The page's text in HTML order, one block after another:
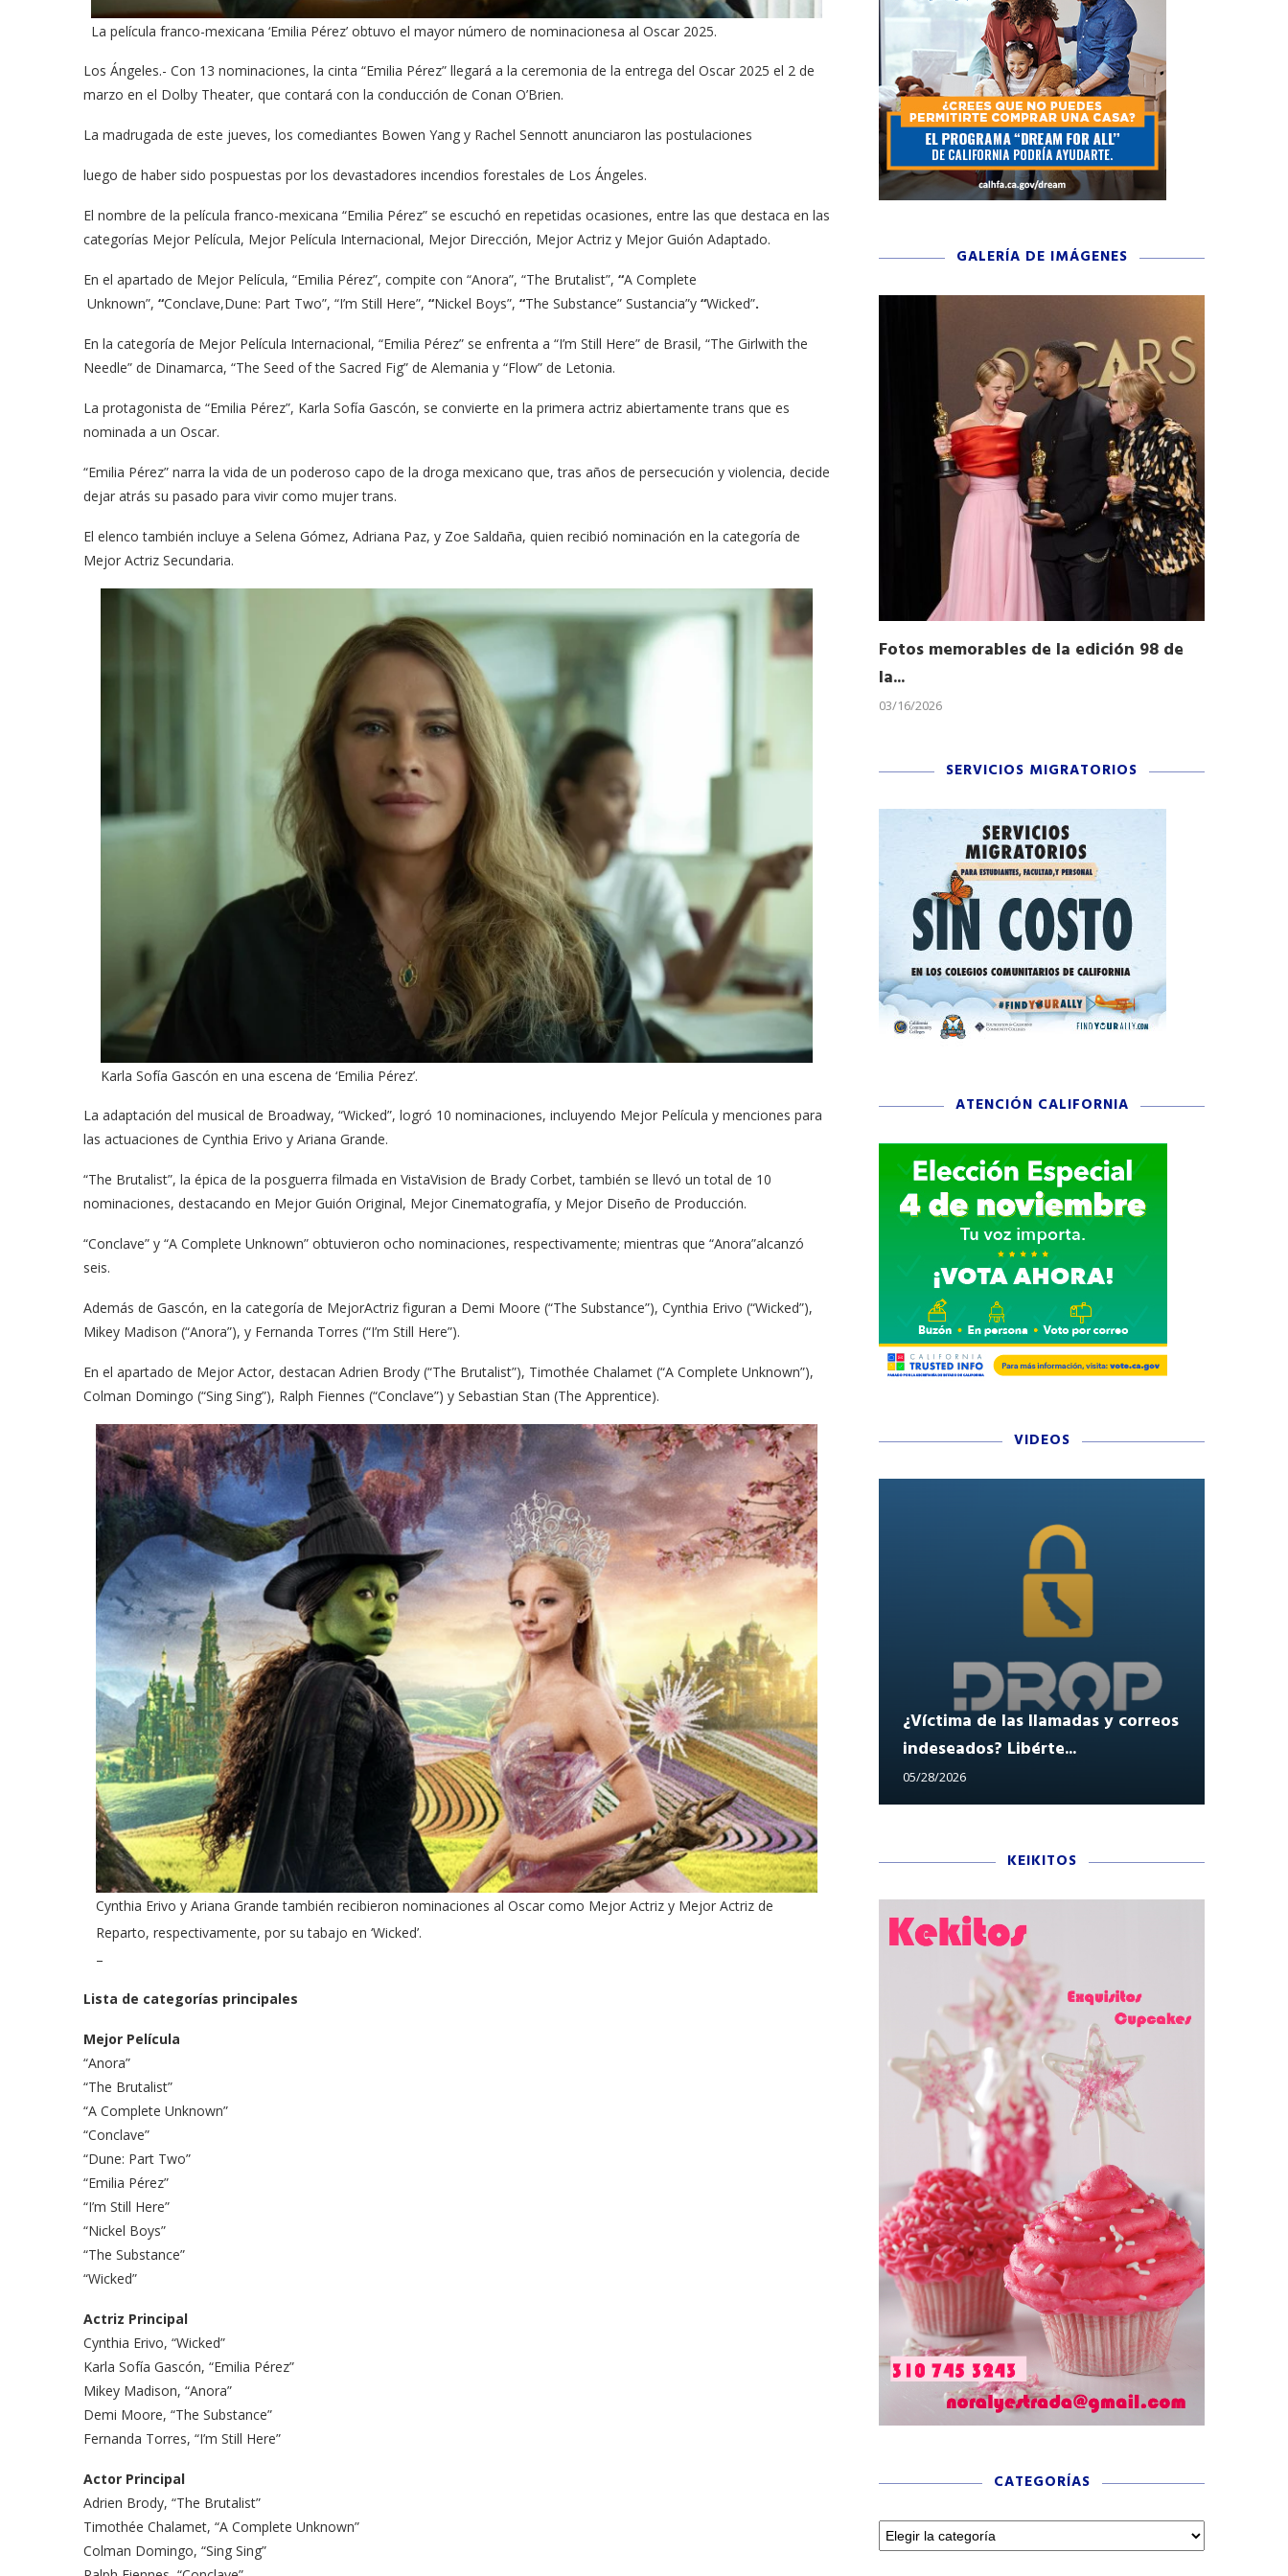
La película franco-mexicana ‘Emilia Pérez’ obtuvo el mayor número de nominacionesa al Oscar 2025.
Los Ángeles.- Con 13 nominaciones, la cinta “Emilia Pérez” llegará a la ​ceremonia de la entrega del Oscar 2025 el 2 de
marzo en el Dolby Theater, que contará con la conducción de Conan O’Brien.
La madrugada de este jueves, los comediantes Bowen Yang y Rachel Sennott anunciaron las postulaciones
luego de haber sido pospuestas por los devastadores incendios forestales de Los Ángeles.
El nombre de la película franco-mexicana “Emilia Pérez” se escuchó en repetidas ocasiones, entre las que destaca en las
categorías Mejor Película, Mejor Película Internacional, Mejor Dirección, Mejor Actriz y Mejor Guión Adaptado.
En el apartado de Mejor Película, “Emilia Pérez”, compite con “Anora”, “The Brutalist”, “A Complete​
Unknown”, “Conclave,Dune: Part Two”, “I’m Still Here”, “Nickel Boys”, “The Substance” Sustancia”y “Wicked”.
En la categoría de Mejor Película Internacional, “Emilia Pérez” se enfrenta a “I’m Still Here” de Brasil, “The Girlwith the
Needle” de Dinamarca, “The Seed of the Sacred Fig” de Alemania y “Flow” de Letonia.
La protagonista de “Emilia Pérez”, Karla Sofía Gascón​, se convierte en la primera actriz abiertamente trans que es
nominada a un Oscar.
“Emilia Pérez” narra la vida de un poderoso capo de la droga mexicano que, tras años de persecución y violencia, decide
dejar atrás su pasado para vivir como mujer trans.
El elenco también incluye ​a Selena Gómez, Adriana Paz, y Zoe Saldaña, quien recibió nominación en la categoría de
Mejor Actriz Secundaria.
Karla Sofía Gascón​ en una escena de ‘Emilia Pérez’.
La adaptación del musical de Broadway, “Wicked”, logró 10 nominaciones, incluyendo Mejor Película y menciones para
las actuaciones de Cynthia Erivo y Ariana Grande.
“The Brutalist”, la épica de la posguerra filmada en VistaVision de Brady Corbet, también se llevó un total de 10
nominaciones, destac​ando en Mejor Guión Original, Mejor Cinematografía, y Mejor Diseño de Producción.
“Conclave” y “A Complete Unknown” obtuvieron ocho nominaciones, respectivamente; mientras​ que “Anora”alcanzó
seis.
Además de Gascón, en la categoría de MejorActriz figuran a Demi Moore (“The Substance”), Cynthia Erivo (“Wicked”),
Mikey Madison (“Anora”), y Fernanda Torres (“I’m Still Here”).
En el apartado de Mejor Actor, destacan Adrien Brody (“The Brutalist”), Timothée Chalamet (“A Complete Unknown”),
Colman Domingo (“Sing Sing”), Ralph Fiennes (“Conclave”) y Sebastian Stan (The Apprentice).
Cynthia Erivo y Ariana Grande también recibieron nominaciones al Oscar como Mejor Actriz y Mejor Actriz de
Reparto, respectivamente, por su tabajo en ‘Wicked’.
–
Lista de categorías principales
Mejor Película
“Anora”
“The Brutalist”
“A Complete Unknown”
“Conclave”
“Dune: Part Two”
“Emilia Pérez”
“I’m Still Here”
“Nickel Boys”
“The Substance”
“Wicked”
Actriz Principal
Cynthia Erivo, “Wicked”
Karla Sofía Gascón, “Emilia Pérez”
Mikey Madison, “Anora”
Demi Moore, “The Substance”
Fernanda Torres, “I’m Still Here”
Actor Principal
Adrien Brody, “The Brutalist”
Timothée Chalamet, “A Complete Unknown”
Colman Domingo, “Sing Sing”
GALERÍA DE IMÁGENES
Fabiola Guajardo e Iván Arana recorren
alfombra roja...
Cuchicheos del Latin Grammy 2024
Fotos memorables de la edición 98 de
la...
03/16/2026
SERVICIOS MIGRATORIOS
ATENCIÓN CALIFORNIA
VIDEOS
habla sobre su
A former acting director of the
CDC claims...
03/18/2026
Tu voz importa ¡Sal a votar!
11/03/2025
¿Víctima de las llamadas y correos
indeseados? Libérte...
05/28/2026
KEIKITOS
CATEGORÍAS